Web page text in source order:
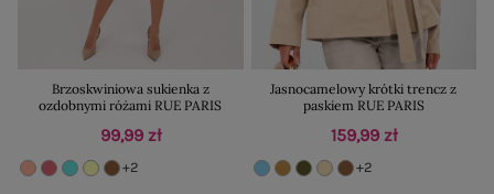
Brzoskwiniowa sukienka z
ozdobnymi różami RUE PARIS
99,99 zł
+2
Jasnocamelowy krótki trencz z
paskiem RUE PARIS
159,99 zł
+2